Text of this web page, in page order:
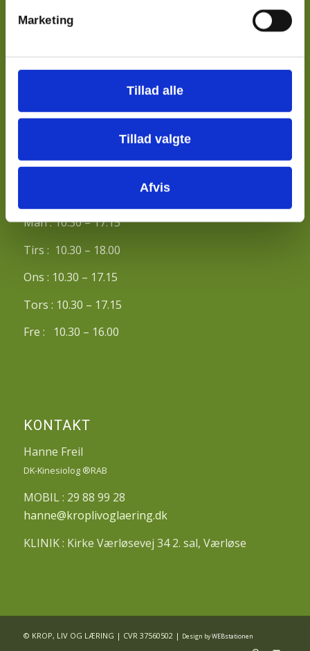
Marketing
Tillad alle
Tillad valgte
Afvis
Begynderkursus i kinesiologi februar 2024
Begynderkursus i kinesiologi
Man : 10.30 – 17.15
Tirs : 10.30 – 18.00
Ons : 10.30 – 17.15
Tors : 10.30 – 17.15
Fre : 10.30 – 16.00
KONTAKT
Hanne Freil
DK-Kinesiolog ®RAB
MOBIL : 29 88 99 28
hanne@kroplivoglaering.dk
KLINIK : Kirke Værløsevej 34 2. sal, Værløse
© KROP, LIV OG LÆRING | CVR 37560502 | Design byWEBstationen